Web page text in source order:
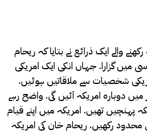
والے ایک ذرائع نے بتایا کہ ریحام
میں گزارا. جہاں انکی ایک امریکی
شخصیات سے ملاقاتیں ہوئیں.
دوبارہ امریکہ آئیں گی. واضح رہے
کو امریکہ پہنچیں تھیں. امریکہ میں اپنے قیام
محدود رکھیں. ریحام خان کی امریکہ